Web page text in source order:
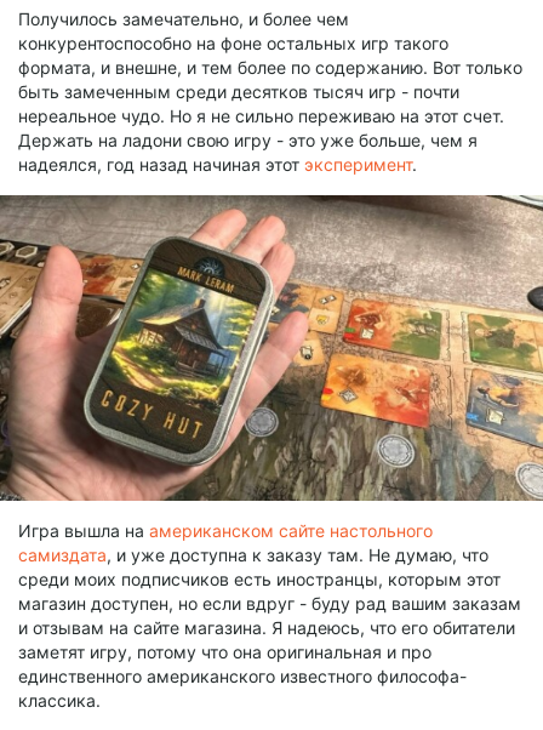
Получилось замечательно, и более чем
конкурентоспособно на фоне остальных игр такого
формата, и внешне, и тем более по содержанию. Вот только
быть замеченным среди десятков тысяч игр - почти
нереальное чудо. Но я не сильно переживаю на этот счет.
Держать на ладони свою игру - это уже больше, чем я
надеялся, год назад начиная этот эксперимент.
Игра вышла на американском сайте настольного
самиздата, и уже доступна к заказу там. Не думаю, что
среди моих подписчиков есть иностранцы, которым этот
магазин доступен, но если вдруг - буду рад вашим заказам
и отзывам на сайте магазина. Я надеюсь, что его обитатели
заметят игру, потому что она оригинальная и про
единственного американского известного философа-
классика.